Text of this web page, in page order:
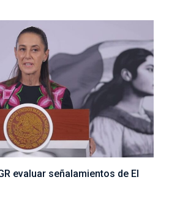
evaluar señalamientos de El